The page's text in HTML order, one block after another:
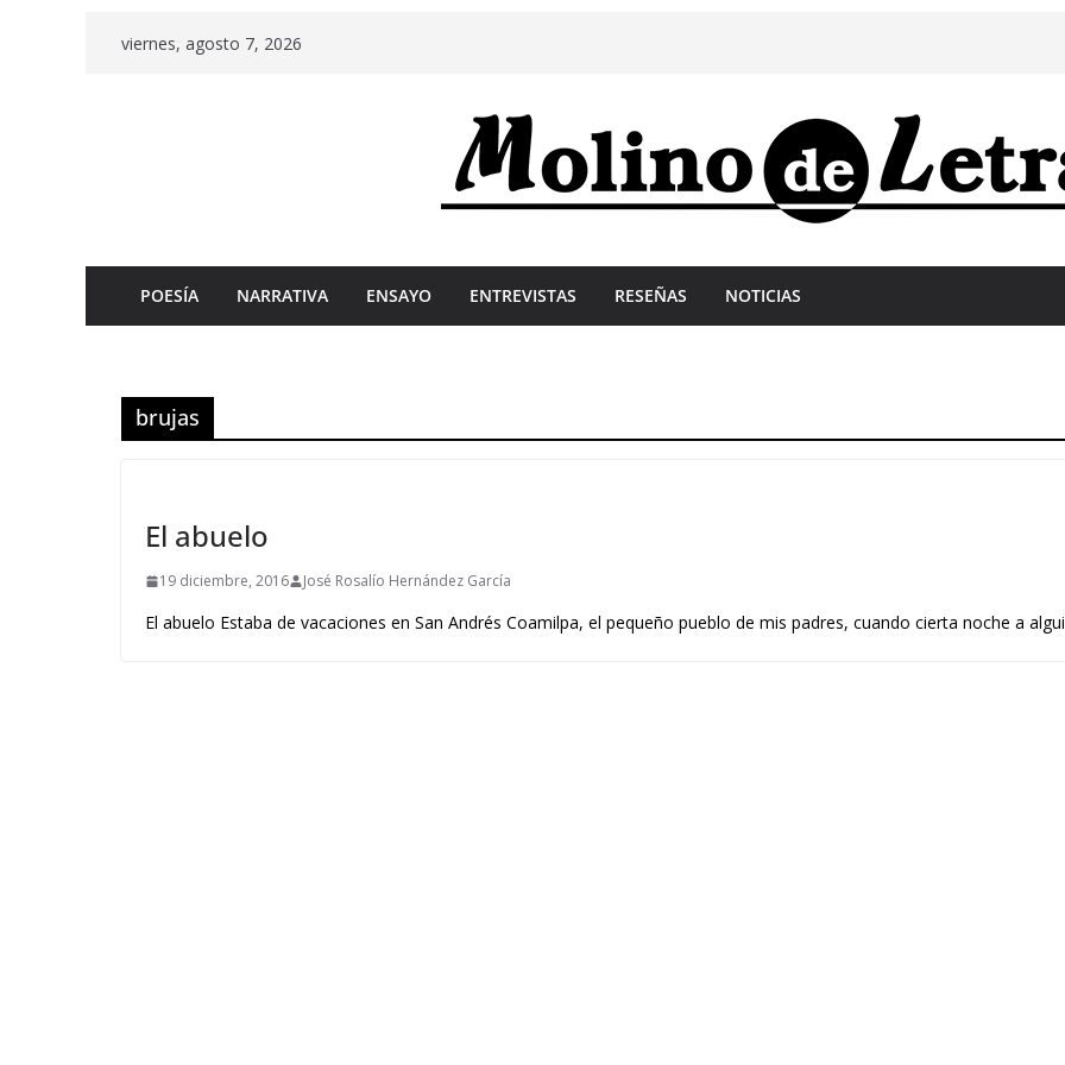
viernes, agosto 7, 2026
POESÍA NARRATIVA ENSAYO ENTREVISTAS RESEÑAS NOTICIAS
brujas
El abuelo
19 diciembre, 2016 José Rosalío Hernández García
El abuelo Estaba de vacaciones en San Andrés Coamilpa, el pequeño pueblo de mis padres, cuando cierta noche a